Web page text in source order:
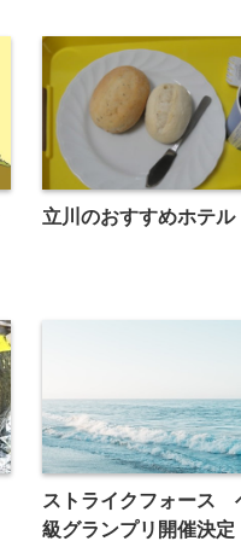
立川のおすすめホテル
ストライクフォース
級グランプリ開催決定